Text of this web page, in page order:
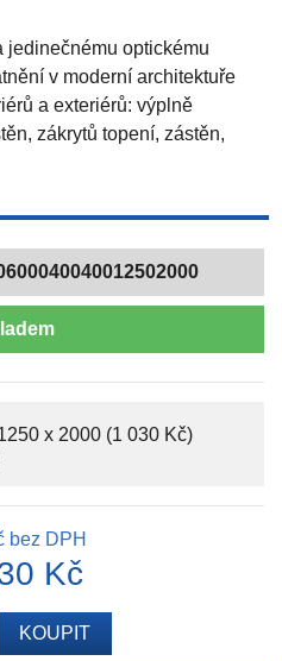
jedinečnému optickému
v moderní architektuře
a exteriérů: výplně
zákrytů topení, zástěn,
x 2000 (1 030 Kč)
bez DPH
Kč
KOUPIT